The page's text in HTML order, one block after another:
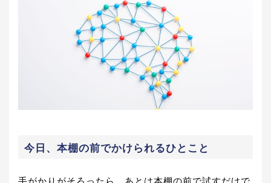
今日、本棚の前でかけられるひとこと
手がかりがそろったら、あとは本棚の前で試すだけで